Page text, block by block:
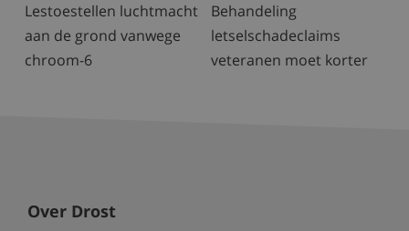
Lestoestellen luchtmacht
aan de grond vanwege
chroom-6
Behandeling
letselschadeclaims
veteranen moet korter
Over Drost